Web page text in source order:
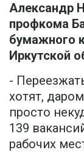
Александр
профкома
бумажного
Иркутской
-
хотят,
просто
139
рабочих